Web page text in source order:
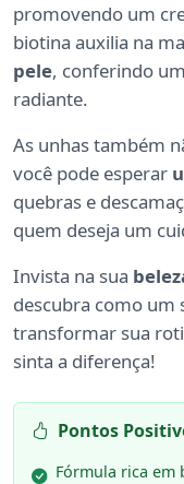
promovendo um
biotina auxilia na
pele, conferindo
radiante.
As unhas também
você pode esperar
quebras e
quem deseja um
Invista na sua
descubra como um
transformar sua
sinta a diferença!
Pontos
Fórmula rica em